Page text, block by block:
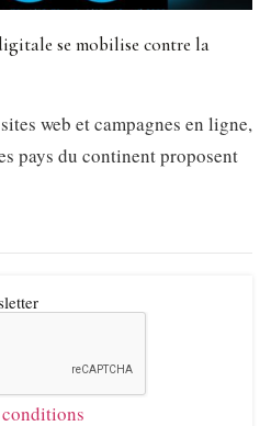
se mobilise contre la
web et campagnes en ligne,
pays du continent proposent